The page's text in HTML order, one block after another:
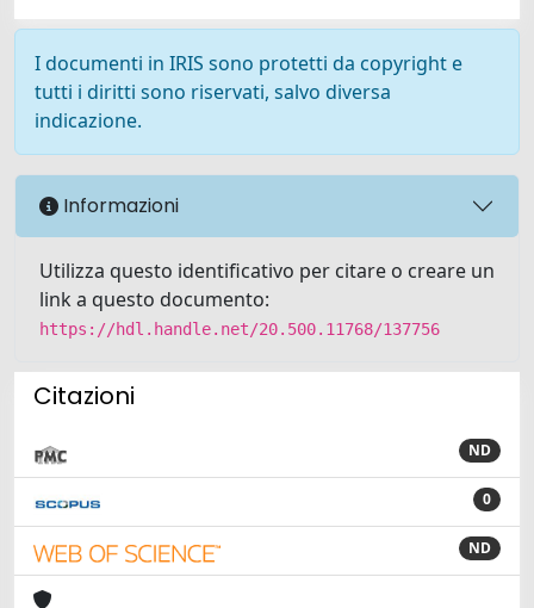
I documenti in IRIS sono protetti da copyright e
tutti i diritti sono riservati, salvo diversa
indicazione.
Informazioni
Utilizza questo identificativo per citare o creare un
link a questo documento:
https://hdl.handle.net/20.500.11768/137756
Citazioni
ND
0
ND